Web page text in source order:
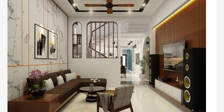
vấn
thiết
kế
thi
công
nội
thất
Quảng
Ngãi